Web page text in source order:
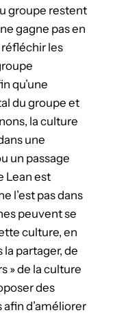
groupe restent
gagne pas en
réfléchir les
qu’une
du groupe et
la culture
une
un passage
Lean est
l’est pas dans
peuvent se
culture, en
la partager, de
» de la culture
des
d’améliorer